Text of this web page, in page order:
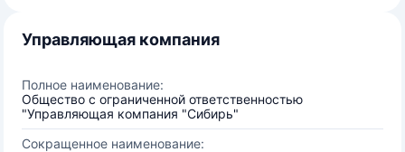
Управляющая компания
Полное наименование:
Общество с ограниченной ответственностью
"Управляющая компания "Сибирь"
Сокращенное наименование: